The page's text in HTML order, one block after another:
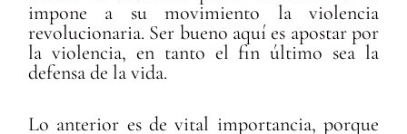
impone a su movimiento la violencia
revolucionaria. Ser bueno aquí es apostar por
la violencia, en tanto el fin último sea la
defensa de la vida.
Lo anterior es de vital importancia, porque